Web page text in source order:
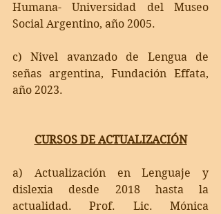
Humana- Universidad del Museo
Social Argentino, año 2005.
c) Nivel avanzado de Lengua de
señas argentina, Fundación Effata,
año 2023.
CURSOS DE ACTUALIZACIÓN
a) Actualización en Lenguaje y
dislexia desde 2018 hasta la
actualidad. Prof. Lic. Mónica